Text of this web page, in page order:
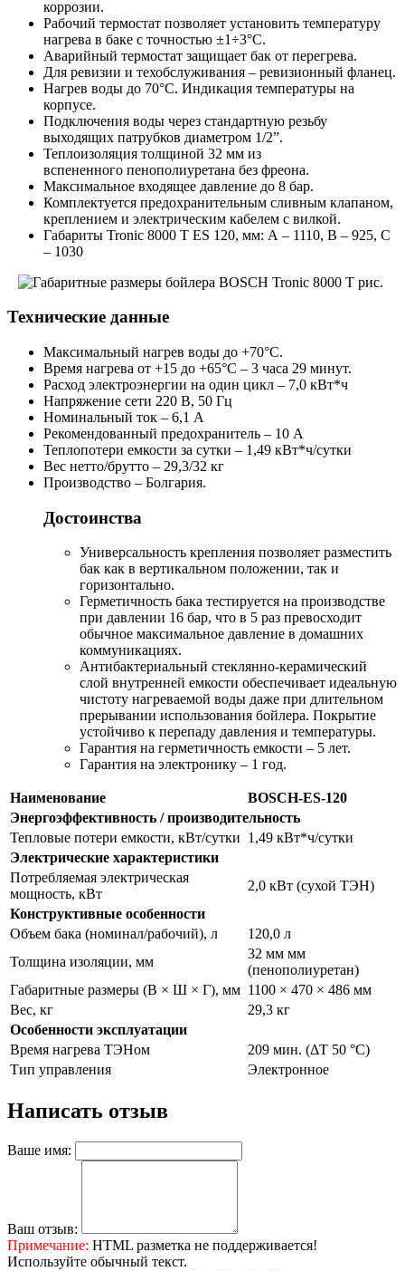
коррозии.
Рабочий термостат позволяет установить температуру
нагрева в баке с точностью ±1÷3°C.
Аварийный термостат защищает бак от перегрева.
Для ревизии и техобслуживания – ревизионный фланец.
Нагрев воды до 70°С. Индикация температуры на
корпусе.
Подключения воды через стандартную резьбу
выходящих патрубков диаметром 1/2”.
Теплоизоляция толщиной 32 мм из
вспененного пенополиуретана без фреона.
Максимальное входящее давление до 8 бар.
Комплектуется предохранительным сливным клапаном,
креплением и электрическим кабелем с вилкой.
Габариты Tronic 8000 T ES 120, мм: А – 1110, B – 925, C
– 1030
Технические данные
Максимальный нагрев воды до +70°С.
Время нагрева от +15 до +65°С – 3 часа 29 минут.
Расход электроэнергии на один цикл – 7,0 кВт*ч
Напряжение сети 220 В, 50 Гц
Номинальный ток – 6,1 А
Рекомендованный предохранитель – 10 А
Теплопотери емкости за сутки – 1,49 кВт*ч/сутки
Вес нетто/брутто – 29,3/32 кг
Производство – Болгария.
Достоинства
Универсальность крепления позволяет разместить
бак как в вертикальном положении, так и
горизонтально.
Герметичность бака тестируется на производстве
при давлении 16 бар, что в 5 раз превосходит
обычное максимальное давление в домашних
коммуникациях.
Антибактериальный стеклянно-керамический
слой внутренней емкости обеспечивает идеальную
чистоту нагреваемой воды даже при длительном
прерывании использования бойлера. Покрытие
устойчиво к перепаду давления и температуры.
Гарантия на герметичность емкости – 5 лет.
Гарантия на электронику – 1 год.
Наименование
BOSCH-ES-120
Энергоэффективность / производительность
Тепловые потери емкости, кВт/сутки 1,49 кВт*ч/сутки
Электрические характеристики
Потребляемая электрическая
мощность, кВт
2,0 кВт (сухой ТЭН)
Конструктивные особенности
Объем бака (номинал/рабочий), л
120,0 л
Толщина изоляции, мм
32 мм мм
(пенополиуретан)
Габаритные размеры (В × Ш × Г), мм 1100 × 470 × 486 мм
Вес, кг
29,3 кг
Особенности эксплуатации
Время нагрева ТЭНом
209 мин. (ΔT 50 °C)
Тип управления
Электронное
Написать отзыв
Ваше имя:
Ваш отзыв:
Примечание: HTML разметка не поддерживается!
Используйте обычный текст.